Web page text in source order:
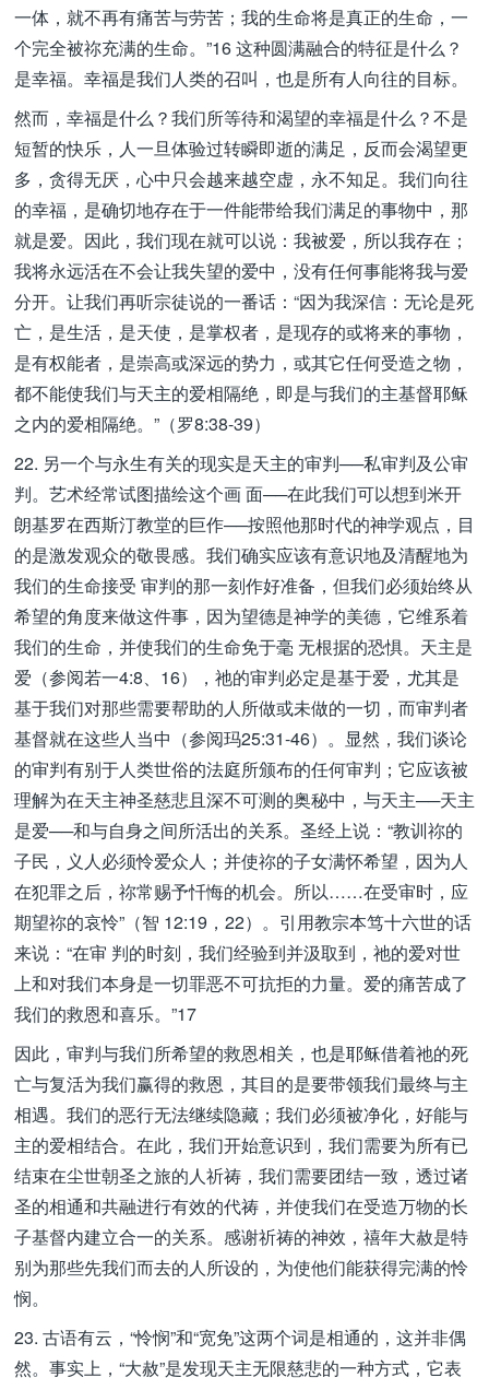
一体，就不再有痛苦与劳苦；我的生命将是真正的生命，一
个完全被祢充满的生命。”16 这种圆满融合的特征是什么？
是幸福。幸福是我们人类的召叫，也是所有人向往的目标。
然而，幸福是什么？我们所等待和渴望的幸福是什么？不是
短暂的快乐，人一旦体验过转瞬即逝的满足，反而会渴望更
多，贪得无厌，心中只会越来越空虚，永不知足。我们向往
的幸福，是确切地存在于一件能带给我们满足的事物中，那
就是爱。因此，我们现在就可以说：我被爱，所以我存在；
我将永远活在不会让我失望的爱中，没有任何事能将我与爱
分开。让我们再听宗徒说的一番话：“因为我深信：无论是死
亡，是生活，是天使，是掌权者，是现存的或将来的事物，
是有权能者，是崇高或深远的势力，或其它任何受造之物，
都不能使我们与天主的爱相隔绝，即是与我们的主基督耶稣
之内的爱相隔绝。”（罗8:38-39）
22. 另一个与永生有关的现实是天主的审判──私审判及公审
判。艺术经常试图描绘这个画 面──在此我们可以想到米开
朗基罗在西斯汀教堂的巨作──按照他那时代的神学观点，目
的是激发观众的敬畏感。我们确实应该有意识地及清醒地为
我们的生命接受 审判的那一刻作好准备，但我们必须始终从
希望的角度来做这件事，因为望德是神学的美德，它维系着
我们的生命，并使我们的生命免于毫 无根据的恐惧。天主是
爱（参阅若一4:8、16），祂的审判必定是基于爱，尤其是
基于我们对那些需要帮助的人所做或未做的一切，而审判者
基督就在这些人当中（参阅玛25:31-46）。显然，我们谈论
的审判有别于人类世俗的法庭所颁布的任何审判；它应该被
理解为在天主神圣慈悲且深不可测的奥秘中，与天主──天主
是爱──和与自身之间所活出的关系。圣经上说：“教训祢的
子民，义人必须怜爱众人；并使祢的子女满怀希望，因为人
在犯罪之后，祢常赐予忏悔的机会。所以……在受审时，应
期望祢的哀怜”（智 12:19，22）。引用教宗本笃十六世的话
来说：“在审 判的时刻，我们经验到并汲取到，祂的爱对世
上和对我们本身是一切罪恶不可抗拒的力量。爱的痛苦成了
我们的救恩和喜乐。”17
因此，审判与我们所希望的救恩相关，也是耶稣借着祂的死
亡与复活为我们赢得的救恩，其目的是要带领我们最终与主
相遇。我们的恶行无法继续隐藏；我们必须被净化，好能与
主的爱相结合。在此，我们开始意识到，我们需要为所有已
结束在尘世朝圣之旅的人祈祷，我们需要团结一致，透过诸
圣的相通和共融进行有效的代祷，并使我们在受造万物的长
子基督内建立合一的关系。感谢祈祷的神效，禧年大赦是特
别为那些先我们而去的人所设的，为使他们能获得完满的怜
悯。
23. 古语有云，“怜悯”和“宽免”这两个词是相通的，这并非偶
然。事实上，“大赦”是发现天主无限慈悲的一种方式，它表